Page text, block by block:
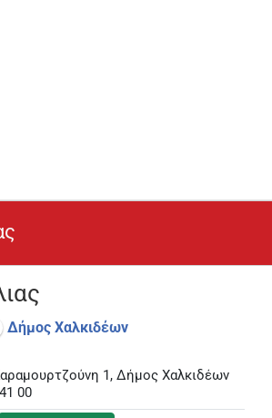
Δήμος Χαλκιδέων
1, Δήμος Χαλκιδέων
00